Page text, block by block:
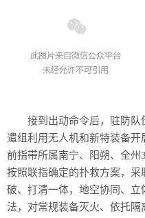
接到出动命令后，驻防队
遣组利用无人机和新特装备
前指带所属南宁、阳朔、全州
按照联指确定的扑救方案，
破、打清一体，地空协同、
法，对常规装备灭火、依托隔